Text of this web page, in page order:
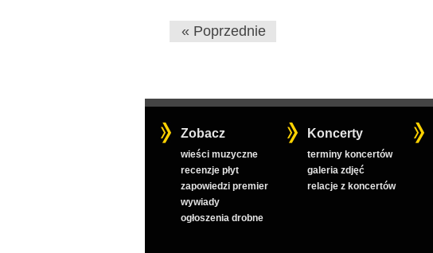
« Poprzednie
Zobacz
wieści muzyczne
recenzje płyt
zapowiedzi premier
wywiady
ogłoszenia drobne
Koncerty
terminy koncertów
galeria zdjęć
relacje z koncertów